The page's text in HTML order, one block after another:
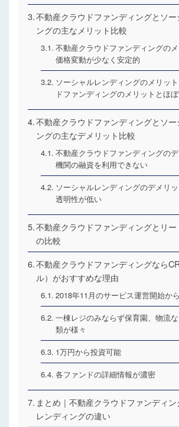
不動産クラウドファンディングとソー
ングの主なメリット比較
不動産クラウドファンディングの
価格変動が少なく安定的
ソーシャルレンディングのメリッ
ドファンディングのメリットとほ
不動産クラウドファンディングとソー
ングの主なデメリット比較
不動産クラウドファンディングの
機関の融資を利用できない
ソーシャルレンディングのデメリ
透明性が低い
不動産クラウドファンディングとリ
の比較
不動産クラウドファンディングなら
ル）がおすすめな理由
2018年11月のサービス運営開始か
一棟レジのみならず保育園、物流
類が様々
1万円から投資可能
各ファンドの詳細情報が濃密
まとめ｜不動産クラウドファンディ
レンディングの違い